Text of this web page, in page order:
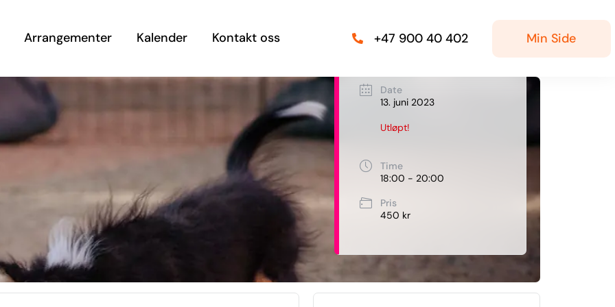
Arrangementer Kalender Kontakt oss +47 900 40 402 Min Side
Date
13. juni 2023
Utløpt!
Time
18:00 - 20:00
Pris
450 kr